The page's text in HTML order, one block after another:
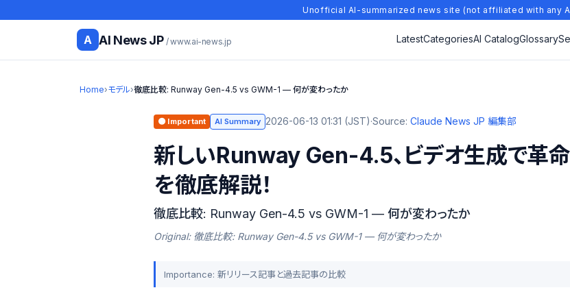
Unofficial AI-summarized news site (not affiliated with any
A AI News JP / www.ai-news.jp LatestCategoriesAI CatalogGlossary
Home›モデル›徹底比較: Runway Gen-4.5 vs GWM-1 — 何が変わったか
🟠 Important AI Summary 2026-06-13 01:31 (JST)·Source:Claude News JP 編集部
新しいRunway Gen-4.5、ビデオ生成で革
を徹底解説！
徹底比較: Runway Gen-4.5 vs GWM-1 — 何が変わったか
Original: 徹底比較: Runway Gen-4.5 vs GWM-1 — 何が変わったか
Importance: 新リリース記事と過去記事の比較